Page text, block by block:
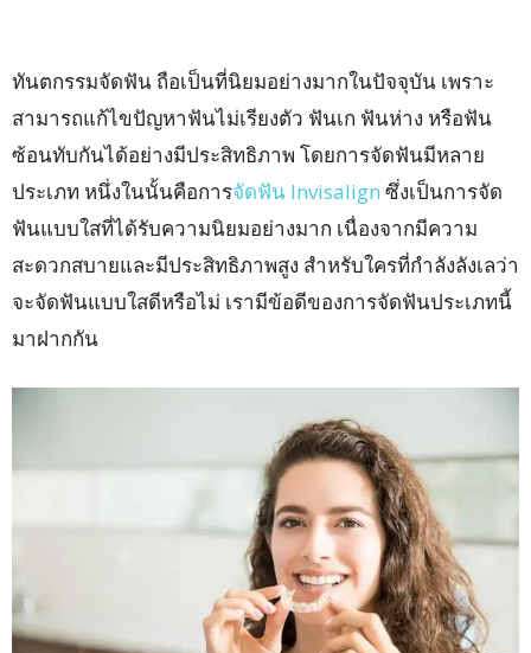
ทันตกรรมจัดฟัน ถือเป็นที่นิยมอย่างมากในปัจจุบัน เพราะ
สามารถแก้ไขปัญหาฟันไม่เรียงตัว ฟันเก ฟันห่าง หรือฟัน
ซ้อนทับกันได้อย่างมีประสิทธิภาพ โดยการจัดฟันมีหลาย
ประเภท หนึ่งในนั้นคือการจัดฟัน Invisalign ซึ่งเป็นการจัด
ฟันแบบใสที่ได้รับความนิยมอย่างมาก เนื่องจากมีความ
สะดวกสบายและมีประสิทธิภาพสูง สำหรับใครที่กำลังลังเลว่า
จะจัดฟันแบบใสดีหรือไม่ เรามีข้อดีของการจัดฟันประเภทนี้
มาฝากกัน